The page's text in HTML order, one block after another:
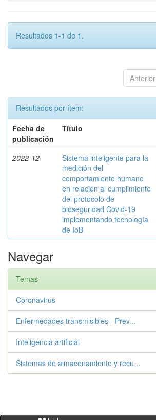
Resultados 1-1 de 1.
Anterior
Resultados por ítem:
Fecha de
publicación
Título
2022-12
Sistema inteligente para la
medición del
comportamiento humano
en relación al cumplimiento
del protocolo de
bioseguridad Covid-19
implementando tecnología
de IoB
Navegar
Temas
Coronavirus
Enfermedades transmisibles - Prev...
Inteligencia artificial
Sistemas de almacenamiento y recu...